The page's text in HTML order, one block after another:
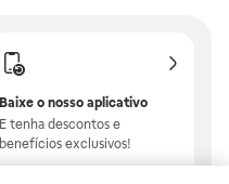
Baixe o nosso aplicativo
E tenha descontos e
benefícios exclusivos!